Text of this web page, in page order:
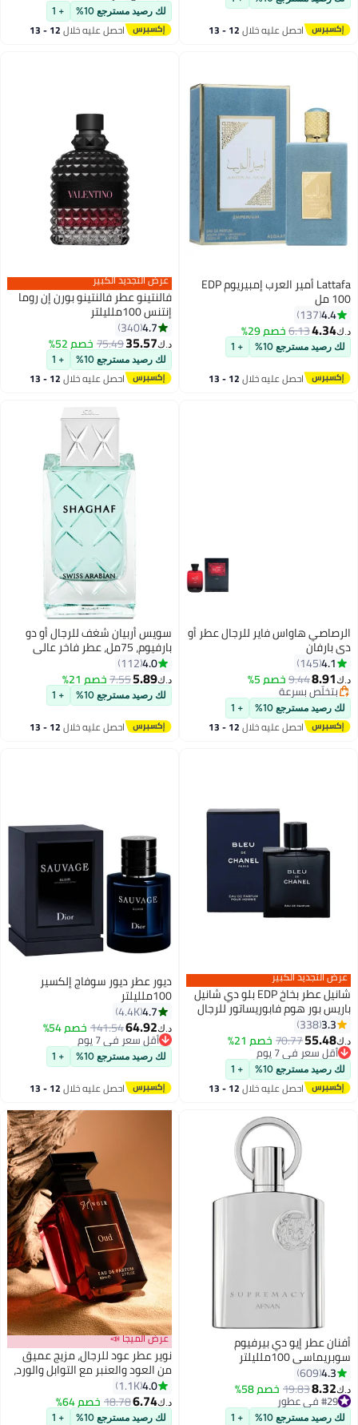
احصل عليه خلال 12 - 13
بتخلّص بسرعة
لك رصيد مسترجع 10% + 1
احصل عليه خلال 12 - 13
Lattafa أمير العرب إمبيريوم EDP
100 مل
4.4
137
د.ك‏4.34
6.13خصم 29%
لك رصيد مسترجع 10% + 1
احصل عليه خلال 12 - 13
عرض التجديد الكبير
فالنتينو عطر فالنتينو بورن إن روما
إنتنس 100ملليلتر
4.7
340
د.ك‏35.57
75.49خصم 52%
لك رصيد مسترجع 10% + 1
احصل عليه خلال 12 - 13
الرصاصي هاواس فاير للرجال عطر أو
دي بارفان
4.1
145
د.ك‏8.91
9.44خصم 5%
بتخلّص بسرعة
بتخلّص بسرعة
لك رصيد مسترجع 10% + 1
احصل عليه خلال 12 - 13
سويس أربيان شغف للرجال أو دو
بارفيوم، 75مل، عطر فاخر عالي
الجودة، للرجال، شرقي، خشبي،
غراماندي، مزيج فاخر للرجال
75ملليلتر
4.0
112
د.ك‏5.89
7.55خصم 21%
لك رصيد مسترجع 10% + 1
احصل عليه خلال 12 - 13
عرض التجديد الكبير
شانيل عطر بخاخ EDP بلو دي شانيل
باريس بور هوم فابوريساتور للرجال
100ملليلتر3.3
338
د.ك‏55.48
70.77خصم 21%
أقل سعر في 7 يوم
أقل سعر في 7 يوم
لك رصيد مسترجع 10% + 1
احصل عليه خلال 12 - 13
ديور عطر ديور سوفاج إلكسير
100ملليلتر
4.7
4.4K
د.ك‏64.92
141.54خصم 54%
أقل سعر في 7 يوم
أقل سعر في 7 يوم
لك رصيد مسترجع 10% + 1
احصل عليه خلال 12 - 13
أفنان عطر إيو دي بيرفيوم
سوبريماسي 100ملليلتر
4.3
609
د.ك‏8.32
19.83خصم 58%
#29 في عطور
#29 في عطور
لك رصيد مسترجع 10% + 1
عرض الميجا 📣
نوير عطر عود للرجال، مزيج عميق
من العود والعنبر مع التوابل والورد،
عطر رجالي يدوم طويلاً، 80 مل.
4.0
1.1K
د.ك‏6.74
18.78خصم 64%
لك رصيد مسترجع 10% + 1